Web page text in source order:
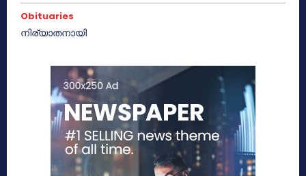
Obituaries
നിര്യാതനായി